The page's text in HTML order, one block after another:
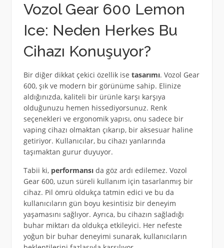
Vozol Gear 600 Lemon
Ice: Neden Herkes Bu
Cihazı Konuşuyor?
Bir diğer dikkat çekici özellik ise tasarımı. Vozol Gear
600, şık ve modern bir görünüme sahip. Elinize
aldığınızda, kaliteli bir ürünle karşı karşıya
olduğunuzu hemen hissediyorsunuz. Renk
seçenekleri ve ergonomik yapısı, onu sadece bir
vaping cihazı olmaktan çıkarıp, bir aksesuar haline
getiriyor. Kullanıcılar, bu cihazı yanlarında
taşımaktan gurur duyuyor.
Tabii ki, performansıda göz ardı edilemez. Vozol
Gear 600, uzun süreli kullanım için tasarlanmış bir
cihaz. Pil ömrü oldukça tatmin edici ve bu da
kullanıcıların gün boyu kesintisiz bir deneyim
yaşamasını sağlıyor. Ayrıca, bu cihazın sağladığı
buhar miktarı da oldukça etkileyici. Her nefeste
yoğun bir buhar deneyimi sunarak, kullanıcıların